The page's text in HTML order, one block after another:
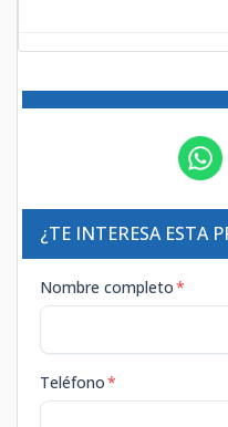
¿TE INTERESA ESTA
Nombre completo*
Teléfono*